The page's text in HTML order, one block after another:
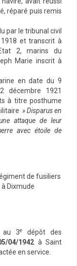
réparé puis remis
par le tribunal civil
et transcrit à
2, marins du
Marie inscrit à
en date du 9
décembre 1921
à titre posthume
» Disparus en
attaque de leur
avec étoile de
de fusiliers
Dixmude
au 3e
dépôt des
04/1942 à Saint
en service.